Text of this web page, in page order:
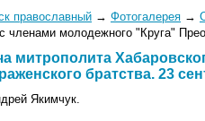
православный → Фотогалерея →
членами молодежного "Круга"
митрополита
братства. 23
Якимчук.